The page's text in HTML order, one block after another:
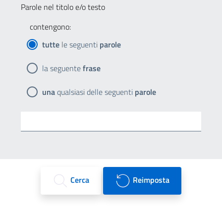
Parole nel titolo e/o testo
contengono:
tutte le seguenti parole
la seguentefrase
unaqualsiasi delle seguenti parole
Cerca Reimposta